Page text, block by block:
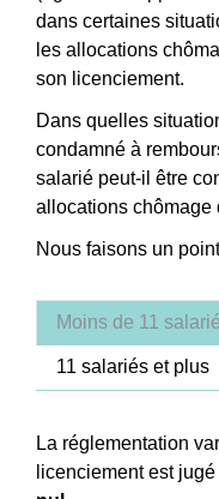
dans certaines
les allocations
son licenciement.
Dans quelles
condamné à
salarié peut-il être
allocations chômage
Nous faisons un
Moins de 11
11 salariés et plus
La réglementation
licenciement est jugé